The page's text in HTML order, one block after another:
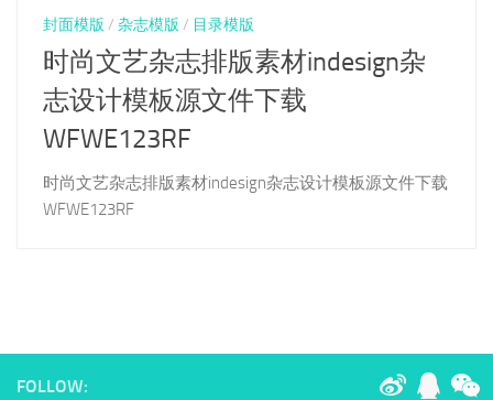
封面模版 / 杂志模版 / 目录模版
时尚文艺杂志排版素材indesign杂
志设计模板源文件下载
WFWE123RF
时尚文艺杂志排版素材indesign杂志设计模板源文件下载
WFWE123RF
FOLLOW: